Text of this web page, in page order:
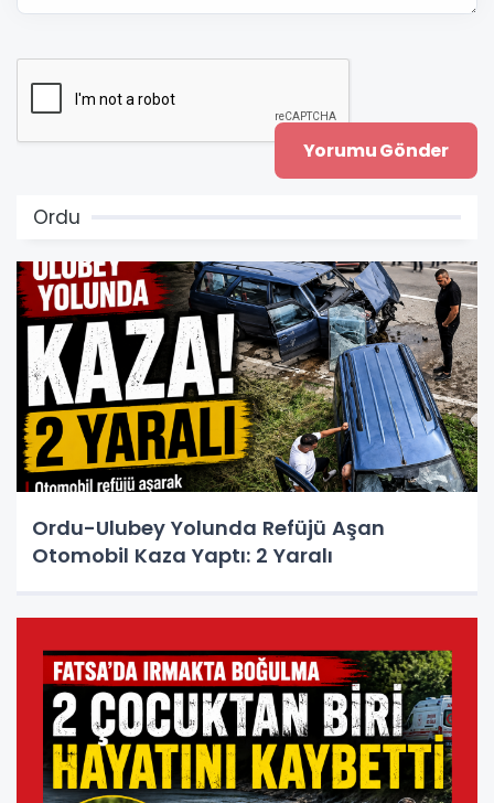
Ordu
Ordu-Ulubey Yolunda Refüjü Aşan
Otomobil Kaza Yaptı: 2 Yaralı